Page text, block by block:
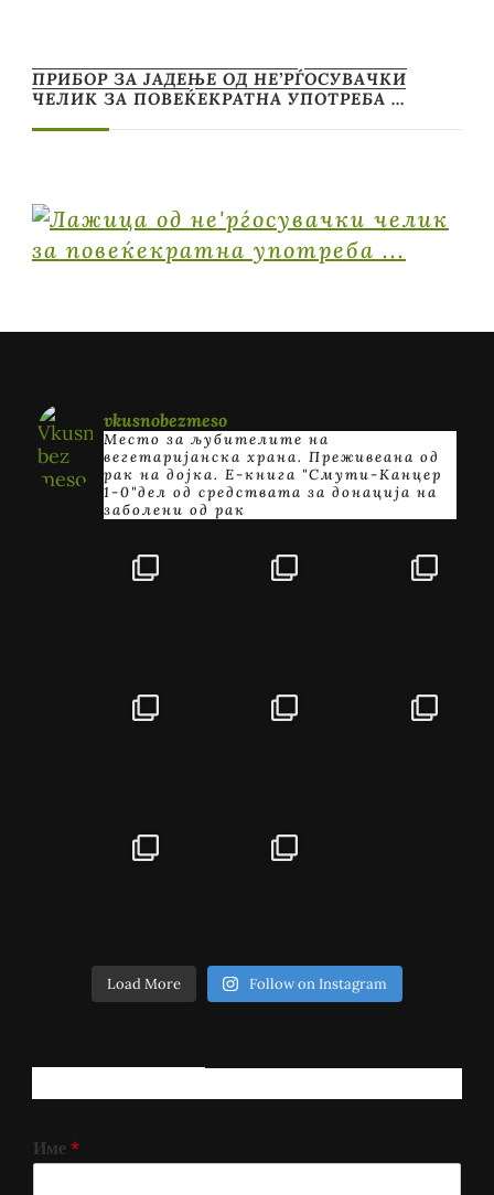
ПРИБОР ЗА ЈАДЕЊЕ ОД НЕ’РЃОСУВАЧКИ
ЧЕЛИК ЗА ПОВЕЌЕКРАТНА УПОТРЕБА …
vkusnobezmeso
Место за љубителите на
вегетаријанска храна. Преживеана од
рак на дојка. E-книга "Смути-Канцер
1-0"дел од средствата за донација на
заболени од рак
Load More Follow on Instagram
Име *